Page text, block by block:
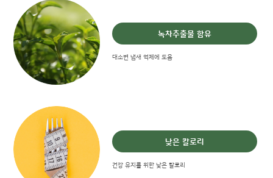
녹차추출물 함유
대소변 냄새 억제에 도움
낮은 칼로리
건강 유지를 위한 낮은 칼로리